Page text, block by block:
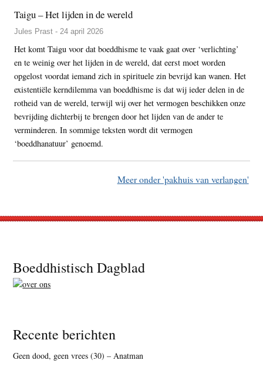
Taigu – Het lijden in de wereld
Jules Prast - 24 april 2026
Het komt Taigu voor dat boeddhisme te vaak gaat over ‘verlichting’
en te weinig over het lijden in de wereld, dat eerst moet worden
opgelost voordat iemand zich in spirituele zin bevrijd kan wanen. Het
existentiële kerndilemma van boeddhisme is dat wij ieder delen in de
rotheid van de wereld, terwijl wij over het vermogen beschikken onze
bevrijding dichterbij te brengen door het lijden van de ander te
verminderen. In sommige teksten wordt dit vermogen
‘boeddhanatuur’ genoemd.
Meer onder 'pakhuis van verlangen'
Footer
Boeddhistisch Dagblad
Recente berichten
Geen dood, geen vrees (30) – Anatman